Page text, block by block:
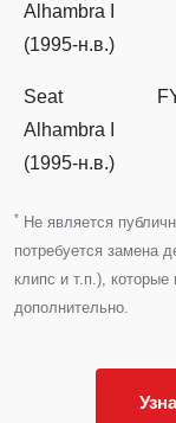
Alhambra I
(1995-н.в.)
Seat
Alhambra I
(1995-н.в.)
* Не является
потребуется замена
клипс и т.п.),
дополнительно.